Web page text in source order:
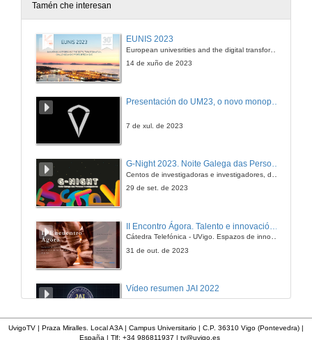
1ª Lei da Termodinámica
Aplicacións da 1ª Lei
Tamén che interesan
EUNIS 2023
European univesrities and the digital transformation: challenges and opportunities ahead
14 de xuño de 2023
7 de xul. de 2023
G-Night 2023. Noite Galega das Persoas Investigadoras. Conciencias creativas
29 de set. de 2023
Cátedra Telefónica - UVigo. Espazos de innovación
31 de out. de 2023
Vídeo resumen JAI 2022
UvigoTV | Praza Miralles. Local A3A | Campus Universitario | C.P. 36310 Vigo (Pontevedra) |
España | Tlf: +34 986811937 | tv@uvigo.es